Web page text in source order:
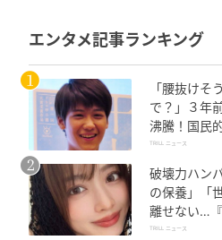
エンタメ記事ランキング
「腰抜けそ
で？」３年
沸騰！国民
恥』で異彩
TRILL ニュース
破壊力ハン
の保養」「
離せない…
歳）』“極上
TRILL ニュース